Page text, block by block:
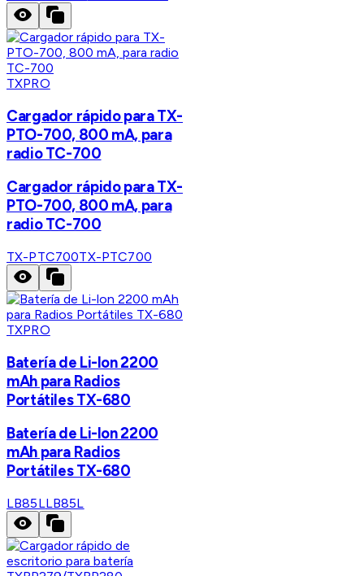
TXPRO
Cargador rápido para TX-
PTO-700, 800 mA, para
radio TC-700
Cargador rápido para TX-
PTO-700, 800 mA, para
radio TC-700
TX-PTC700TX-PTC700
TXPRO
Batería de Li-lon 2200
mAh para Radios
Portátiles TX-680
Batería de Li-lon 2200
mAh para Radios
Portátiles TX-680
LB85LLB85L